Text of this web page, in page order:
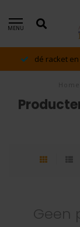
MENU
dé racket
Geen